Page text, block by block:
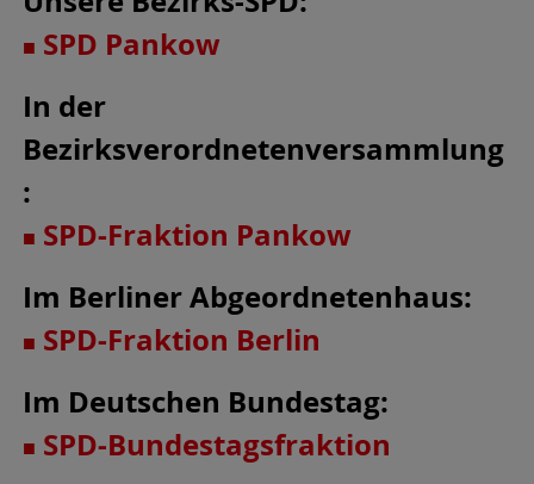
■ SPD Pankow
In der
Bezirksverordnetenversammlung
:
■ SPD-Fraktion Pankow
Im Berliner Abgeordnetenhaus:
■ SPD-Fraktion Berlin
Im Deutschen Bundestag:
■ SPD-Bundestagsfraktion